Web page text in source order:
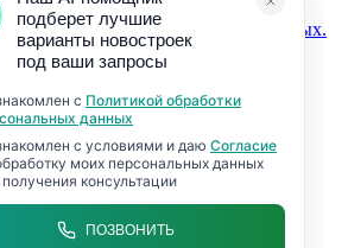
на обработку персональных данных.
связи
объектах недвижимости,